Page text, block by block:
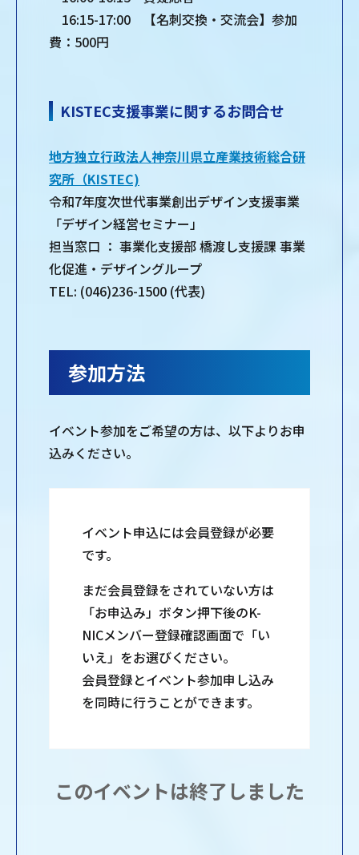
16:15-17:00 【名刺交換・交流会】参加
費：500円
KISTEC支援事業に関するお問合せ
地方独立行政法人神奈川県立産業技術総合研
究所（KISTEC)
令和7年度次世代事業創出デザイン支援事業
「デザイン経営セミナー」
担当窓口 ： 事業化支援部 橋渡し支援課 事業
化促進・デザイングループ
TEL: (046)236-1500 (代表)
参加方法
イベント参加をご希望の方は、以下よりお申
込みください。
イベント申込には会員登録が必要
です。
まだ会員登録をされていない方は
「お申込み」ボタン押下後のK-
NICメンバー登録確認画面で「い
いえ」をお選びください。
会員登録とイベント参加申し込み
を同時に行うことができます。
このイベントは終了しました